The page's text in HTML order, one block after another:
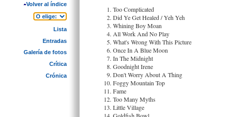
Volver al índice
Lista
Entradas
Galería de fotos
Crítica
Crónica
Too Complicated
Did Ye Get Healed / Yeh Yeh
Whining Boy Moan
All Work And No Play
What's Wrong With This Picture
Once In A Blue Moon
In The Midnight
Goodnight Irene
Don't Worry About A Thing
Foggy Mountain Top
Fame
Too Many Myths
Little Village